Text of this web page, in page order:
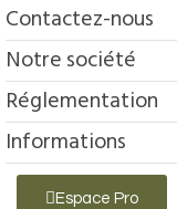
Contactez-nous
Notre société
Réglementation
Informations
Espace Pro